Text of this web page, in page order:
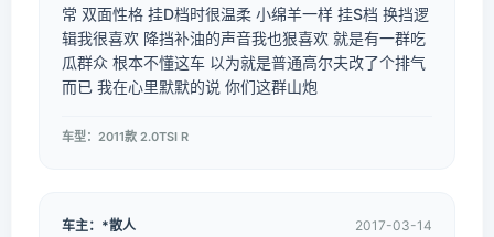
常 双面性格 挂D档时很温柔 小绵羊一样 挂S档 换挡逻
辑我很喜欢 降挡补油的声音我也狠喜欢 就是有一群吃
瓜群众 根本不懂这车 以为就是普通高尔夫改了个排气
而已 我在心里默默的说 你们这群山炮
车型：2011款 2.0TSI R
车主：*散人 2017-03-14